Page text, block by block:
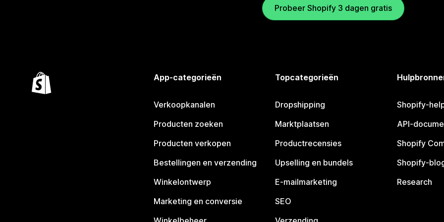
Probeer Shopify 3 dagen gratis
App-categorieën
Verkoopkanalen
Producten zoeken
Producten verkopen
Bestellingen en verzending
Winkelontwerp
Marketing en conversie
Topcategorieën
Dropshipping
Marktplaatsen
Productrecensies
Upselling en bundels
E-mailmarketing
SEO
Shopify-
API-
Shopify
Shopify-
Research